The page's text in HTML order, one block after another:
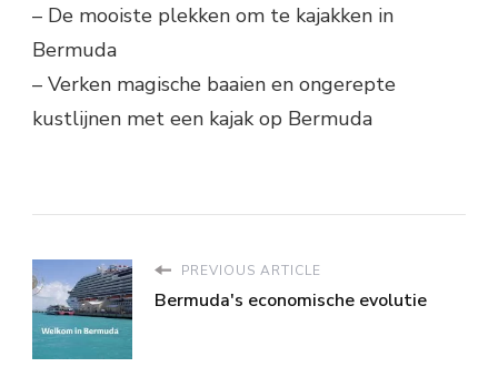
– De mooiste plekken om te kajakken in
Bermuda
– Verken magische baaien en ongerepte
kustlijnen met een kajak op Bermuda
PREVIOUS ARTICLE
Bermuda's economische evolutie